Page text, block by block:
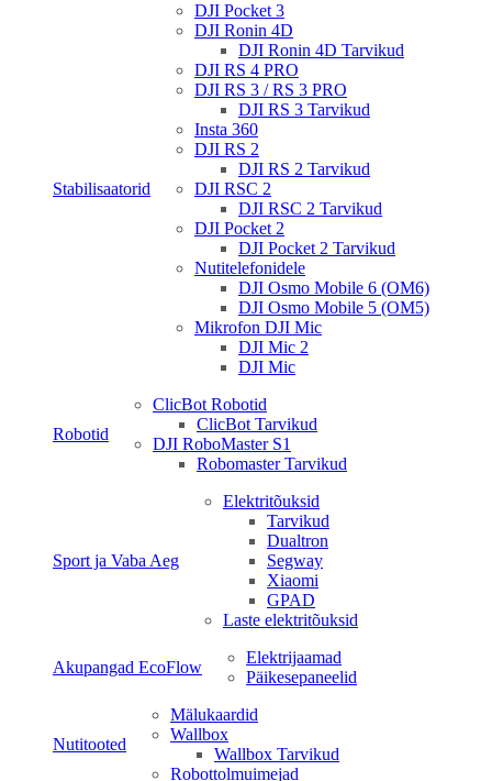
Stabilisaatorid
DJI Pocket 3
DJI Ronin 4D
DJI Ronin 4D Tarvikud
DJI RS 4 PRO
DJI RS 3 / RS 3 PRO
DJI RS 3 Tarvikud
Insta 360
DJI RS 2
DJI RS 2 Tarvikud
DJI RSC 2
DJI RSC 2 Tarvikud
DJI Pocket 2
DJI Pocket 2 Tarvikud
Nutitelefonidele
DJI Osmo Mobile 6 (OM6)
DJI Osmo Mobile 5 (OM5)
Mikrofon DJI Mic
DJI Mic 2
DJI Mic
Robotid
ClicBot Robotid
ClicBot Tarvikud
DJI RoboMaster S1
Robomaster Tarvikud
Sport ja Vaba Aeg
Elektritõuksid
Tarvikud
Dualtron
Segway
Xiaomi
GPAD
Laste elektritõuksid
Akupangad EcoFlow
Elektrijaamad
Päikesepaneelid
Nutitooted
Mälukaardid
Wallbox
Wallbox Tarvikud
Robottolmuimejad